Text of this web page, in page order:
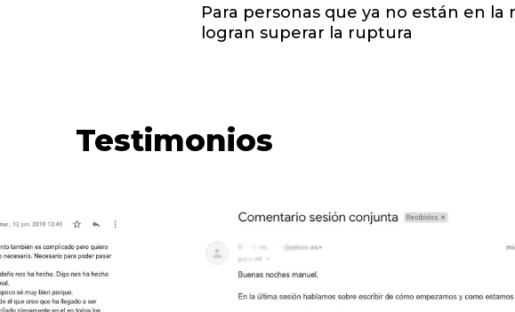
Para personas que ya no están en la
logran superar la ruptura
Testimonios